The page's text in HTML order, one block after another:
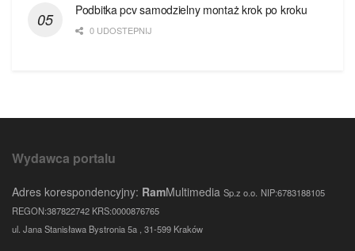
Podbitka pcv samodzielny montaż krok po kroku
0 UDOSTEPNIJ
Wydawca portalu
Adres korespondencyjny: RamMultimedia Sp.z o.o. NIP:6783188105
REGON:387822742 KRS:0000876765
ul. Jana Stanisława Bystronia 5a , 31-599 Kraków